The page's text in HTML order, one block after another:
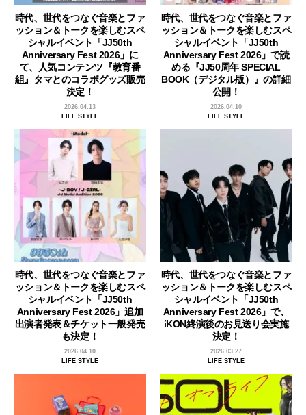
時代、世代をつなぐ音楽とファ
ッション＆トークを楽しむスペ
シャルイベント「JJ50th
Anniversary Fest 2026」に
て、人気コンテンツ『教育番
組』タマとのコラボグッズ販売
決定！
2026.04.13
LIFE STYLE
時代、世代をつなぐ音楽とファ
ッション＆トークを楽しむスペ
シャルイベント「JJ50th
Anniversary Fest 2026」で読
める『JJ50周年 SPECIAL
BOOK（デジタル版）』の詳細
公開！
2026.04.10
LIFE STYLE
時代、世代をつなぐ音楽とファ
ッション＆トークを楽しむスペ
シャルイベント「JJ50th
Anniversary Fest 2026」追加
出演者発表＆チケット一般発売
も決定！
2026.04.10
LIFE STYLE
時代、世代をつなぐ音楽とファ
ッション＆トークを楽しむスペ
シャルイベント「JJ50th
Anniversary Fest 2026」で、
iKON終演後のお見送り会実施
決定！
2026.03.27
LIFE STYLE